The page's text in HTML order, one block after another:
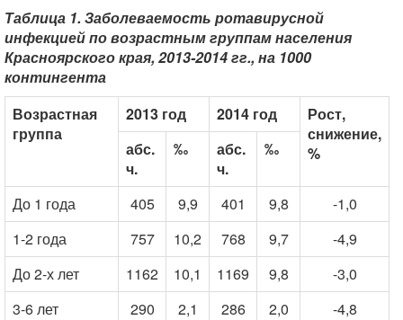
Таблица 1. Заболеваемость ротавирусной
инфекцией по возрастным группам населения
Красноярского края, 2013-2014 гг., на 1000
контингента
Возрастная
группа
2013 год 2014 год
Рост,
снижение,
%
абс.
ч.
‰
абс.
ч.
‰
До 1 года 405 9,9 401 9,8
-1,0
1-2 года
757 10,2 768 9,7
-4,9
До 2-х лет
1162 10,1 1169 9,8
-3,0
3-6 лет
290 2,1 286 2,0
-4,8